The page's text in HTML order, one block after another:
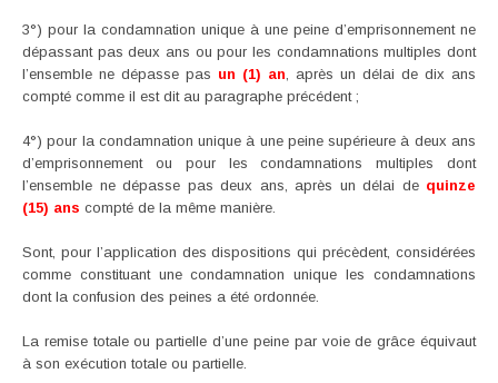
3°) pour la condamnation unique à une peine d’emprisonnement ne
dépassant pas deux ans ou pour les condamnations multiples dont
l’ensemble ne dépasse pas un (1) an , après un délai de dix ans
compté comme il est dit au paragraphe précédent ;
4°) pour la condamnation unique à une peine supérieure à deux ans
d’emprisonnement ou pour les condamnations multiples dont
l’ensemble ne dépasse pas deux ans, après un délai de quinze
(15) ans compté de la même manière.
Sont, pour l’application des dispositions qui précèdent, considérées
comme constituant une condamnation unique les condamnations
dont la confusion des peines a été ordonnée.
La remise totale ou partielle d’une peine par voie de grâce équivaut
à son exécution totale ou partielle.